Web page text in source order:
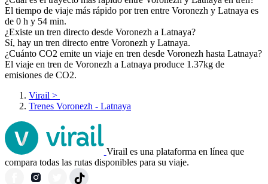
El tiempo de viaje más rápido por tren entre Voronezh y Latnaya es
de 0 h y 54 min.
¿Existe un tren directo desde Voronezh a Latnaya?
Sí, hay un tren directo entre Voronezh y Latnaya.
¿Cuánto CO2 emite un viaje en tren desde Voronezh hasta Latnaya?
El viaje en tren de Voronezh a Latnaya produce 1.37kg de
emisiones de CO2.
Virail >
Trenes Voronezh - Latnaya
Virail es una plataforma en línea que
compara todas las rutas disponibles para su viaje.